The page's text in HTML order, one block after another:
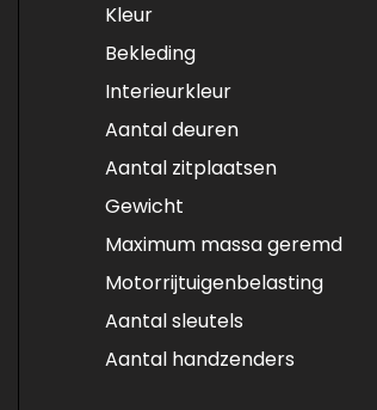
Kleur
Bekleding
Interieurkleur
Aantal deuren
Aantal zitplaatsen
Gewicht
Maximum massa geremd
Motorrijtuigenbelasting
Aantal sleutels
Aantal handzenders